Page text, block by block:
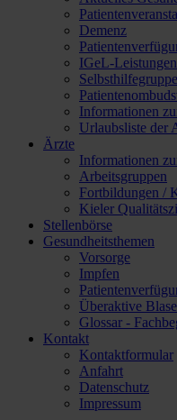
Demenz
IGeL-Leistungen
Informationen
Urlaubsliste der
Ärzte
Informationen
Arbeitsgruppen
Fortbildungen /
Kieler
Stellenbörse
Gesundheitsthemen
Vorsorge
Impfen
Überaktive Blase
Glossar -
Kontakt
Kontaktformular
Anfahrt
Datenschutz
Impressum